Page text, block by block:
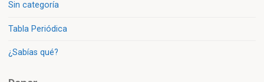
Sin categoría
Tabla Periódica
¿Sabías qué?